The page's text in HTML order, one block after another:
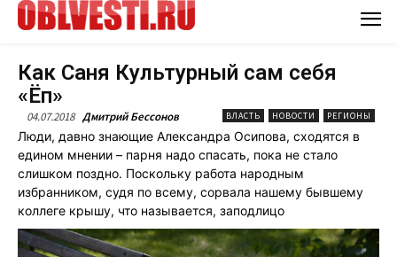
Как Саня Культурный сам себя
«Ёп»
04.07.2018 Дмитрий Бессонов ВЛАСТЬ НОВОСТИ РЕГИОНЫ
Люди, давно знающие Александра Осипова, сходятся в
едином мнении – парня надо спасать, пока не стало
слишком поздно. Поскольку работа народным
избранником, судя по всему, сорвала нашему бывшему
коллеге крышу, что называется, заподлицо